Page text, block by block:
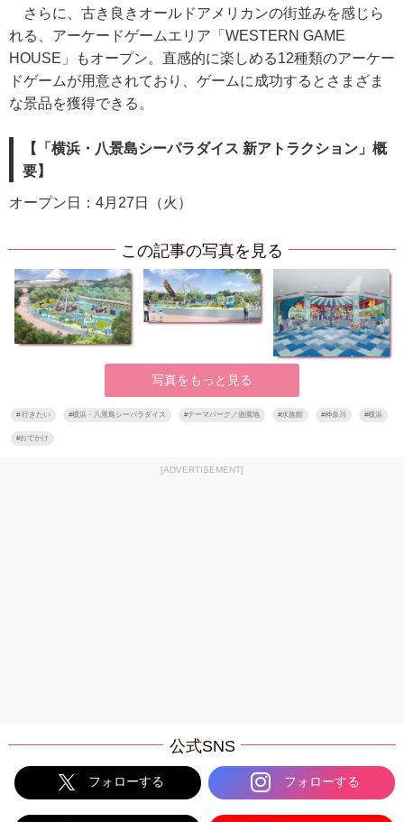
さらに、古き良きオールドアメリカンの街並みを感じら
れる、アーケードゲームエリア「WESTERN GAME
HOUSE」もオープン。直感的に楽しめる12種類のアーケー
ドゲームが用意されており、ゲームに成功するとさまざま
な景品を獲得できる。
【「横浜・八景島シーパラダイス 新アトラクション」概
要】
オープン日：4月27日（火）
この記事の写真を見る
写真をもっと見る
#行きたい #横浜・八景島シーパラダイス #テーマパーク／遊園地 #水族館 #神奈川 #横浜
#おでかけ
[ADVERTISEMENT]
公式SNS
フォローする フォローする